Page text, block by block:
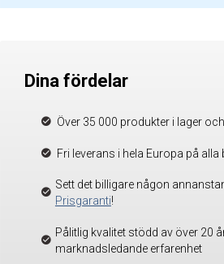
Dina fördelar
Över 35 000 produkter i lager
Fri leverans i hela Europa på
Sett det billigare någon
Prisgaranti!
Pålitlig kvalitet stödd av över 20
marknadsledande erfarenhet